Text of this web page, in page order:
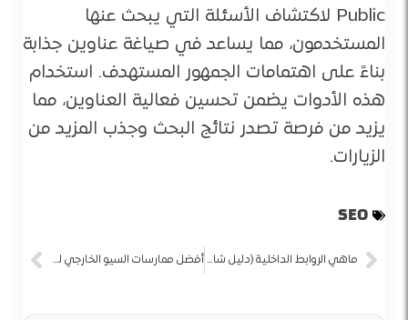
Public لاكتشاف الأسئلة التي يبحث عنها
المستخدمون، مما يساعد في صياغة عناوين جذابة
بناءً على اهتمامات الجمهور المستهدف. استخدام
هذه الأدوات يضمن تحسين فعالية العناوين، مما
يزيد من فرصة تصدر نتائج البحث وجذب المزيد من
الزيارات.
SEO
ماهي الروابط الداخلية (دليل شامل) أفضل ممارسات السيو الخارجي للتجارة الإلكترونية